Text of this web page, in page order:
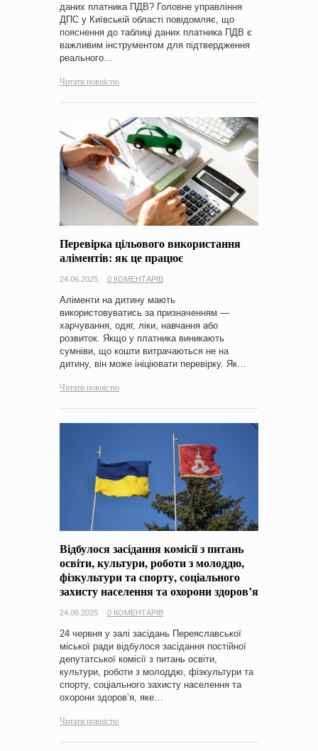
даних платника ПДВ? Головне управління
ДПС у Київській області повідомляє, що
пояснення до таблиці даних платника ПДВ є
важливим інструментом для підтвердження
реального…
Читати повністю
Перевірка цільового використання
аліментів: як це працює
24.06.2025 0 КОМЕНТАРІВ
Аліменти на дитину мають
використовуватись за призначенням —
харчування, одяг, ліки, навчання або
розвиток. Якщо у платника виникають
сумніви, що кошти витрачаються не на
дитину, він може ініціювати перевірку. Як…
Читати повністю
Відбулося засідання комісії з питань
освіти, культури, роботи з молоддю,
фізкультури та спорту, соціального
захисту населення та охорони здоров’я
24.06.2025 0 КОМЕНТАРІВ
24 червня у залі засідань Переяславської
міської ради відбулося засідання постійної
депутатської комісії з питань освіти,
культури, роботи з молоддю, фізкультури та
спорту, соціального захисту населення та
охорони здоров’я, яке…
Читати повністю